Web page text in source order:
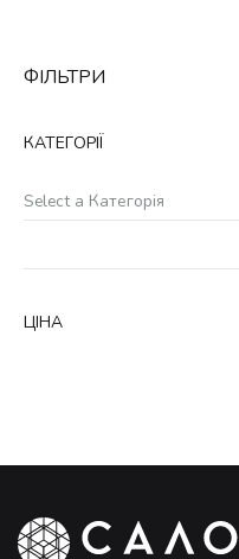
ФІЛЬТРИ
КАТЕГОРІЇ
Select a Категорія
ЦІНА